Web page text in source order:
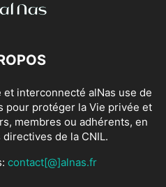
interconnecté alNas use de
pour protéger la Vie privée et
membres ou adhérents, en
directives de la CNIL.
contact[@]alnas.fr